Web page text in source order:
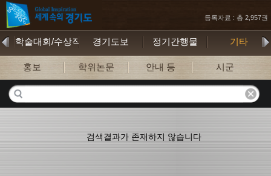
등록자료 : 총 2,957권
학술대회/수상작 경기도보 정기간행물 기타
홍보 학위논문 안내 등 시군
검색결과가 존재하지 않습니다